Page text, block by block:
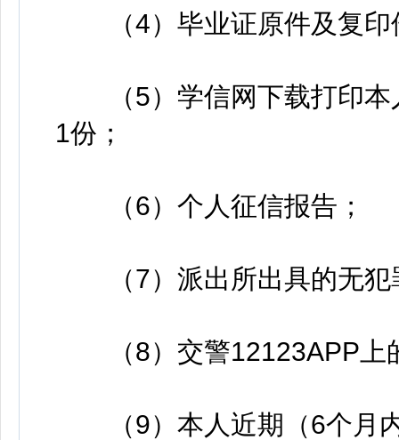
（4）毕业证原件及复印
（5）学信网下载打印本
1份；
（6）个人征信报告；
（7）派出所出具的无犯
（8）交警12123APP上
（9）本人近期（6个月内